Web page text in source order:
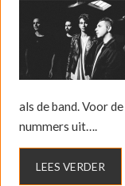
als de band. Voor
nummers uit….
LEES VERDER